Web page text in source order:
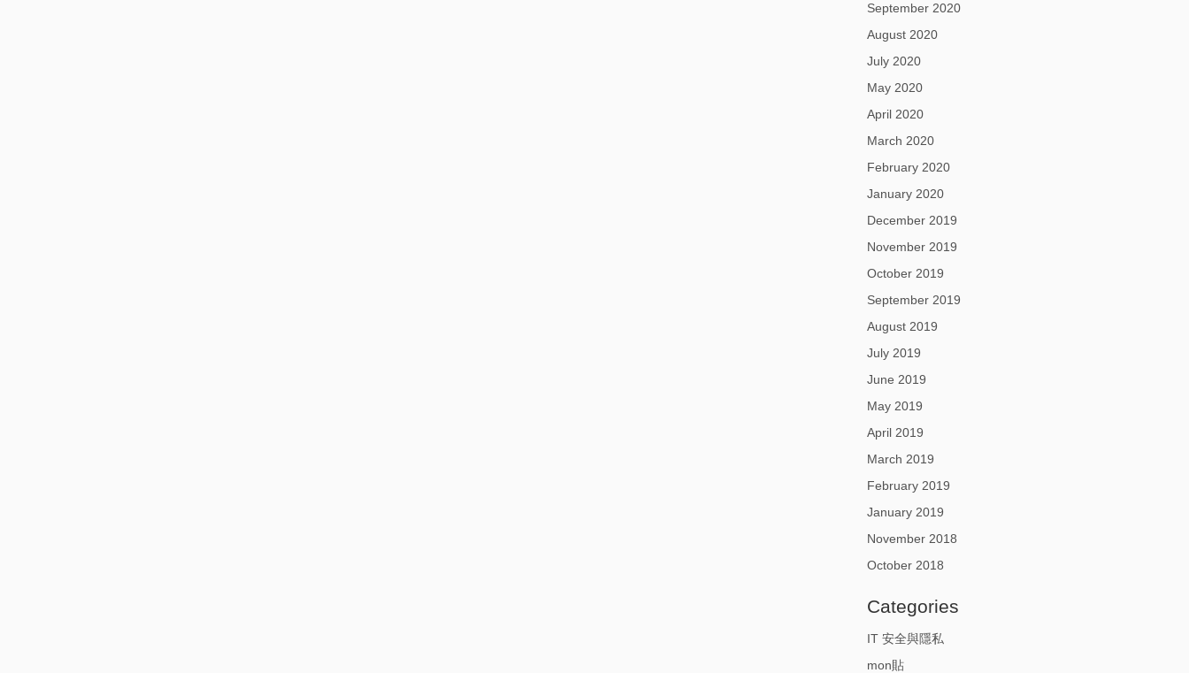
September 2020
August 2020
July 2020
May 2020
April 2020
March 2020
February 2020
January 2020
December 2019
November 2019
October 2019
September 2019
August 2019
July 2019
June 2019
May 2019
April 2019
March 2019
February 2019
January 2019
November 2018
October 2018
Categories
IT 安全與隱私
mon貼